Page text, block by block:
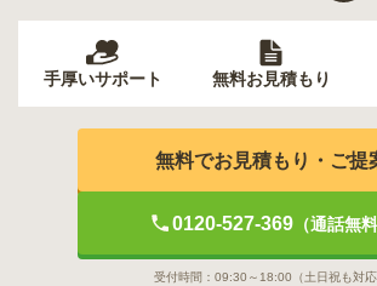
手厚いサポート 無料お見積もり
無料でお見積もり・ご提
0120-527-369（通話無料
受付時間： 09:30～18:00 （土日祝も対応